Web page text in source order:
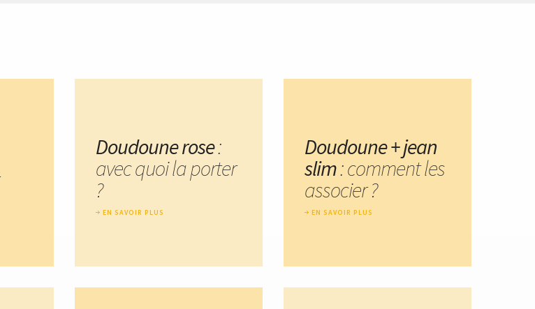
Doudoune rose:
avec quoi la porter
?
EN SAVOIR PLUS
Doudoune + jean
slim: comment les
associer ?
EN SAVOIR PLUS